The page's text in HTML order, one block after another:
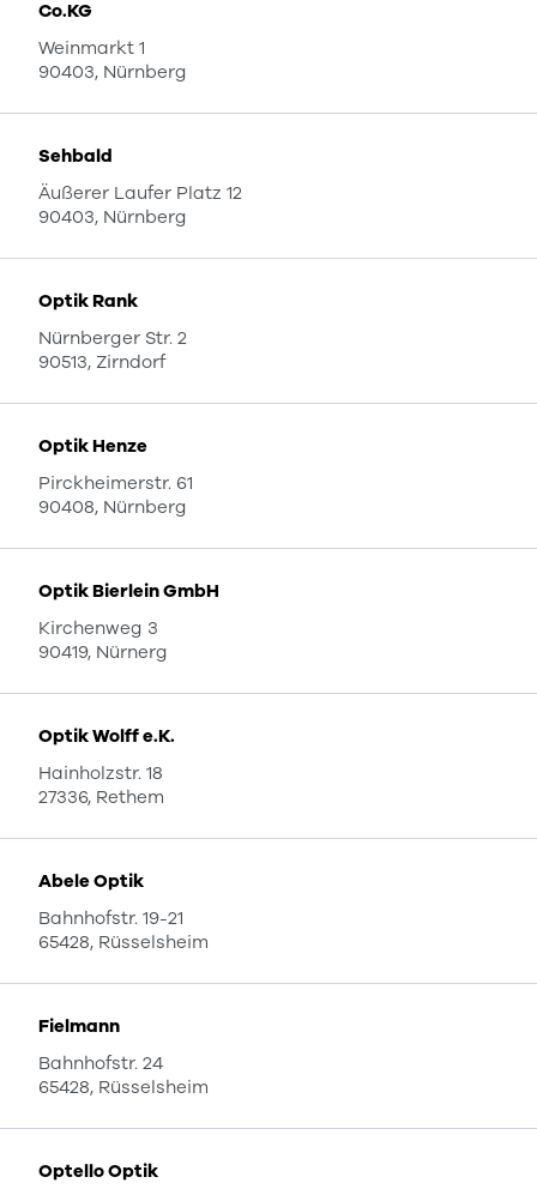
Co.KG
Weinmarkt 1
90403, Nürnberg
Sehbald
Äußerer Laufer Platz 12
90403, Nürnberg
Optik Rank
Nürnberger Str. 2
90513, Zirndorf
Optik Henze
Pirckheimerstr. 61
90408, Nürnberg
Optik Bierlein GmbH
Kirchenweg 3
90419, Nürnerg
Optik Wolff e.K.
Hainholzstr. 18
27336, Rethem
Abele Optik
Bahnhofstr. 19-21
65428, Rüsselsheim
Fielmann
Bahnhofstr. 24
65428, Rüsselsheim
Optello Optik